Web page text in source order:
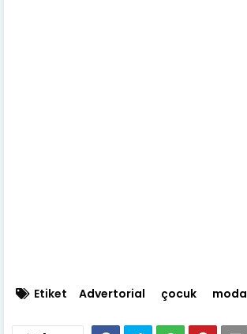
Etiket Advertorial çocuk moda